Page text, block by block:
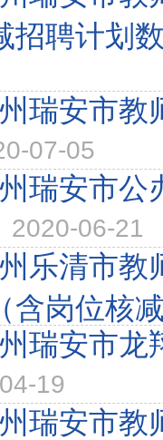
招聘计划
瑞安市教
07-05
瑞安市公
2020-06-21
乐清市教
含岗位核
瑞安市龙
19
瑞安市教